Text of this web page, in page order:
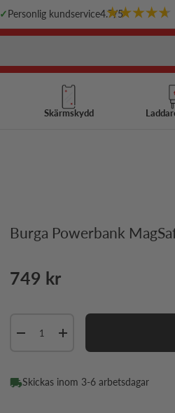
✓ Personlig kundservice4.7/5
Skärmskydd
Burga Powerbank
Ordinarie pris
749 kr
Minska antalÖka antal
Skickas inom 3-6 arbetsdagar